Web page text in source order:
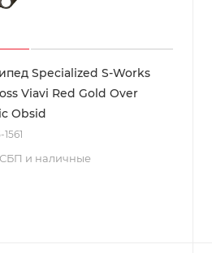
Specialized S-Works
Viavi Red Gold Over
Obsid
и наличные